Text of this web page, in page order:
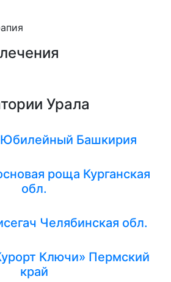
Урала
Юбилейный Башкирия
роща Курганская
обл.
Челябинская обл.
Ключи» Пермский
край